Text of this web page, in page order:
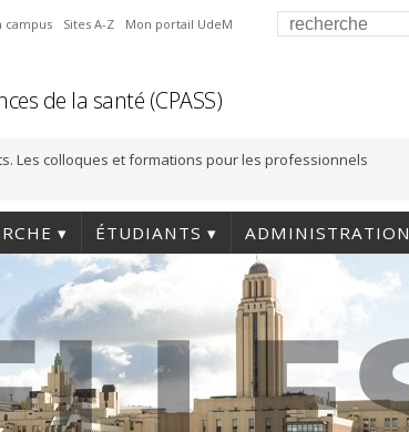
campus Sites A-Z Mon portail UdeM
de la santé (CPASS)
Les colloques et formations pour les professionnels
ÉTUDIANTS ADMINISTRATION